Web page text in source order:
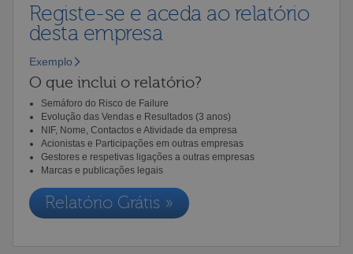
Registe-se e aceda ao relatório
desta empresa
Exemplo
O que inclui o relatório?
Semáforo do Risco de Failure
Evolução das Vendas e Resultados (3 anos)
NIF, Nome, Contactos e Atividade da empresa
Acionistas e Participações em outras empresas
Gestores e respetivas ligações a outras empresas
Marcas e publicações legais
Relatório Grátis »